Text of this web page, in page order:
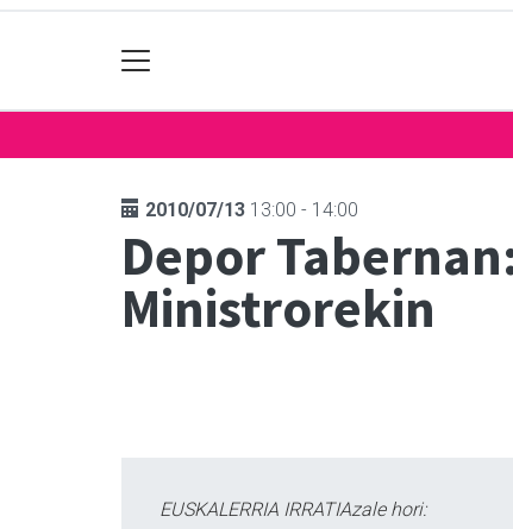
2010/07/13 13:00 - 14:00
Depor
Ministrorekin
EUSKALERRIA IRRATIAzale hori: